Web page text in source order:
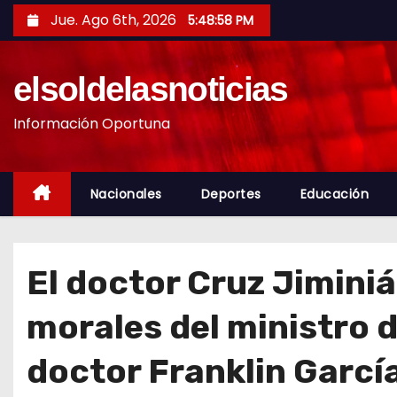
a
Jue. Ago 6th, 2026 5:49:00 PM
elsoldelasnoticias
Información Oportuna
Nacionales Deportes Educación
El doctor Cruz
morales del ministro
doctor Franklin